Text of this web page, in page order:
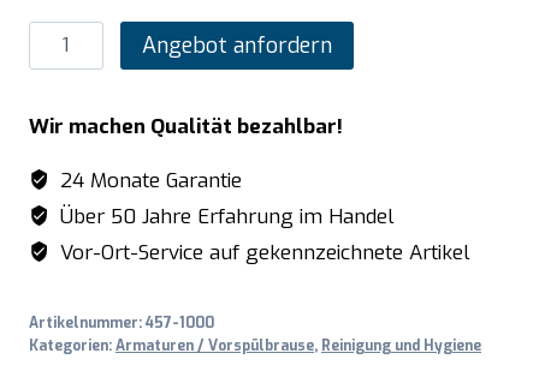
SARO
Einloch-
Modell
MANU
Menge
Angebot anfordern
Wir machen Qualität bezahlbar!
24 Monate Garantie
Über 50 Jahre Erfahrung im Handel
Vor-Ort-Service auf gekennzeichnete Artikel
Artikelnummer:457-1000
Kategorien:Armaturen / Vorspülbrause, Reinigung und Hygiene